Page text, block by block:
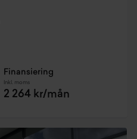
Finansiering
Inkl. moms
2 264 kr/mån